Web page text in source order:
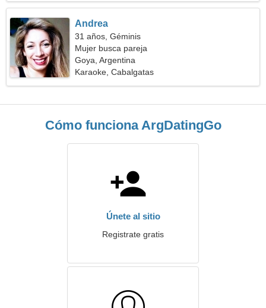
Andrea
31 años, Géminis
Mujer busca pareja
Goya, Argentina
Karaoke, Cabalgatas
Cómo funciona ArgDatingGo
Únete al sitio
Registrate gratis